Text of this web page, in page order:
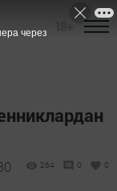
264 0 0
через